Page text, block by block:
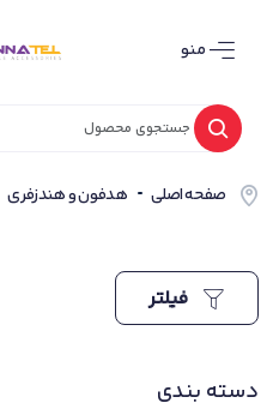
صفحه اصلی هدفون و هندزفری
دسته بندی